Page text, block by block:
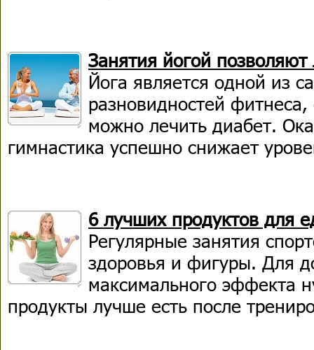
Занятия йогой позволяют
Йога является одной из
разновидностей
можно лечить диабет.
гимнастика успешно снижает
6 лучших продуктов для
Регулярные занятия
здоровья и фигуры. Для
максимального эффекта
продукты лучше есть после